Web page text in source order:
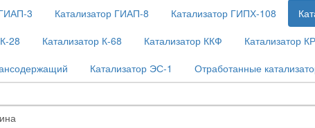
3 Катализатор ГИАП-8 Катализатор ГИПХ-108
28 Катализатор К-68 Катализатор ККФ Катализатор
Катализатор ЭС-1 Отработанные